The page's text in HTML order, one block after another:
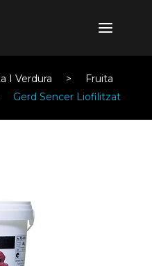
I Verdura
Fruita
Gerd Sencer Liofilitzat